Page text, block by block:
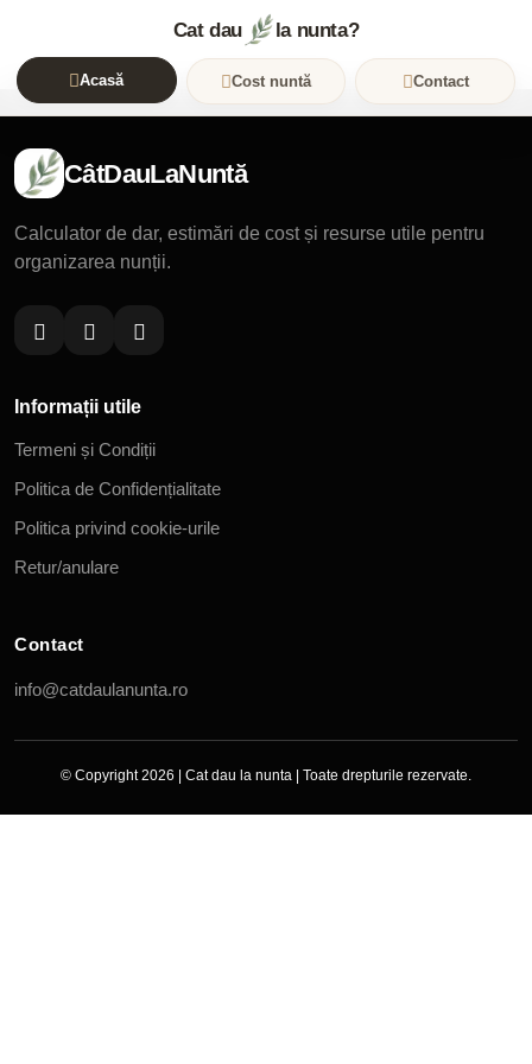
Cat dau la nunta?
Acasă Cost nuntă Contact
CâtDauLaNuntă
Calculator de dar, estimări de cost și resurse utile pentru
organizarea nunții.
Informații utile
Termeni și Condiții
Politica de Confidențialitate
Politica privind cookie-urile
Retur/anulare
Contact
info@catdaulanunta.ro
© Copyright 2026 | Cat dau la nunta | Toate drepturile rezervate.